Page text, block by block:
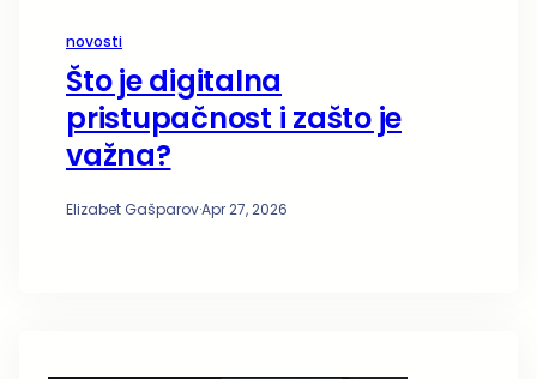
novosti
Što je digitalna
pristupačnost i zašto je
važna?
Elizabet Gašparov·Apr 27, 2026